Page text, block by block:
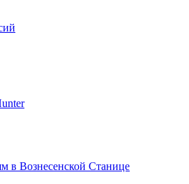
в Вознесенской Станице